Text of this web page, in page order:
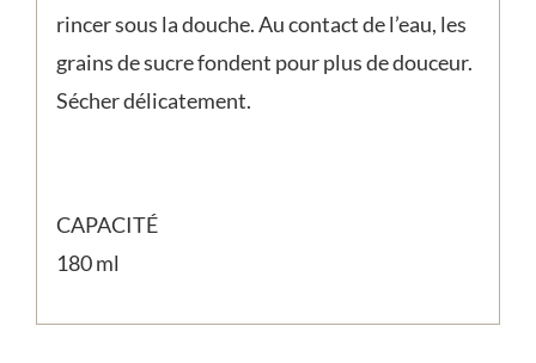
rincer sous la douche. Au contact de l’eau, les
grains de sucre fondent pour plus de douceur.
Sécher délicatement.
CAPACITÉ
180 ml